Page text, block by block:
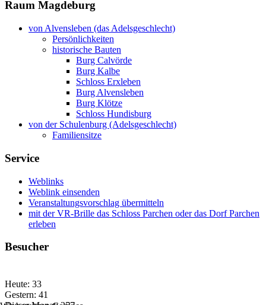
Raum Magdeburg
von Alvensleben (das Adelsgeschlecht)
Persönlichkeiten
historische Bauten
Burg Calvörde
Burg Kalbe
Schloss Erxleben
Burg Alvensleben
Burg Klötze
Schloss Hundisburg
von der Schulenburg (Adelsgeschlecht)
Familiensitze
Service
Weblinks
Weblink einsenden
Veranstaltungsvorschlag übermitteln
mit der VR-Brille das Schloss Parchen oder das Dorf Parchen
erleben
Besucher
Heute: 33
Gestern: 41